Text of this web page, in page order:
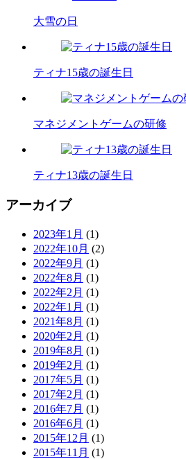
大雪の日
ティナ15歳の誕生日
マネジメントゲームの研修
ティナ13歳の誕生日
アーカイブ
2023年1月 (1)
2022年10月 (2)
2022年9月 (1)
2022年8月 (1)
2022年2月 (1)
2022年1月 (1)
2021年8月 (1)
2020年2月 (1)
2019年8月 (1)
2019年2月 (1)
2017年5月 (1)
2017年2月 (1)
2016年7月 (1)
2016年6月 (1)
2015年12月 (1)
2015年11月 (1)